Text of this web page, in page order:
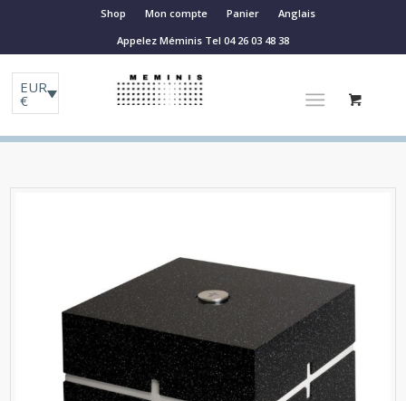
Shop Mon compte Panier
Anglais
Appelez Méminis Tel 04 26 03 48 38
EUR
€